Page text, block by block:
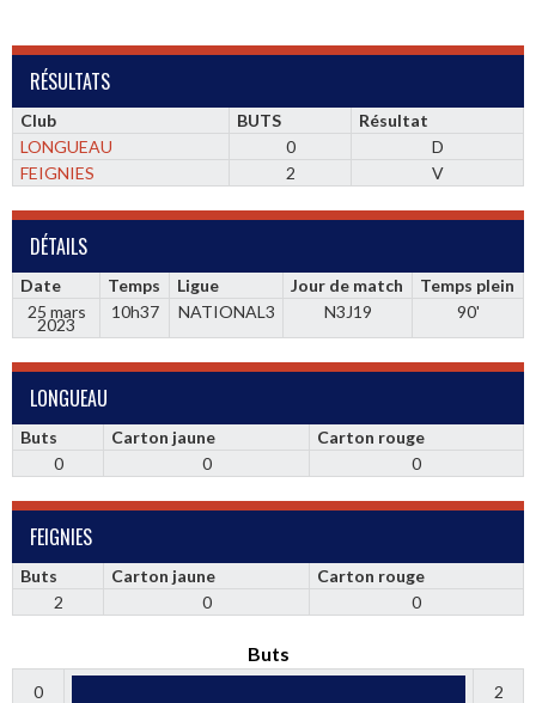
RÉSULTATS
Club BUTS
Résultat
LONGUEAU
0
D
FEIGNIES
2 V
DÉTAILS
Date Temps Ligue Jour de match
Temps plein
25 mars
2023
10h37 NATIONAL3 N3J19 90'
LONGUEAU
Buts Carton jaune
Carton rouge
0
0 0
FEIGNIES
Buts Carton jaune
Carton rouge
2
0 0
Buts
0 2